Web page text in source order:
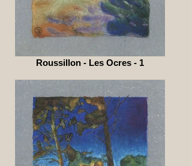
Roussillon - Les Ocres - 1